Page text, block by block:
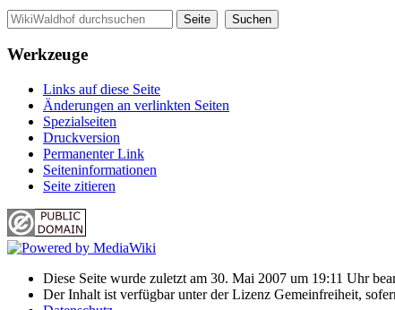
Werkzeuge
Links auf diese Seite
Änderungen an verlinkten Seiten
Spezialseiten
Druckversion
Permanenter Link
Seiten­informationen
Seite zitieren
Diese Seite wurde zuletzt am 30. Mai 2007 um 19:11 Uhr
Der Inhalt ist verfügbar unter der Lizenz Gemeinfreiheit,